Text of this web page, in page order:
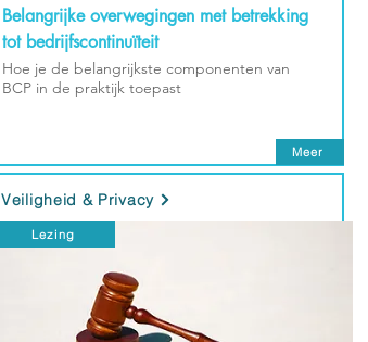
Belangrijke overwegingen met betrekking
tot bedrijfscontinuïteit
Hoe je de belangrijkste componenten van
BCP in de praktijk toepast
Meer
Veiligheid & Privacy
Lezing